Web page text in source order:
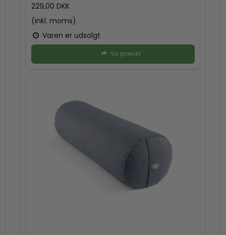
229,00 DKK
(inkl. moms)
Varen er udsolgt
Vis produkt